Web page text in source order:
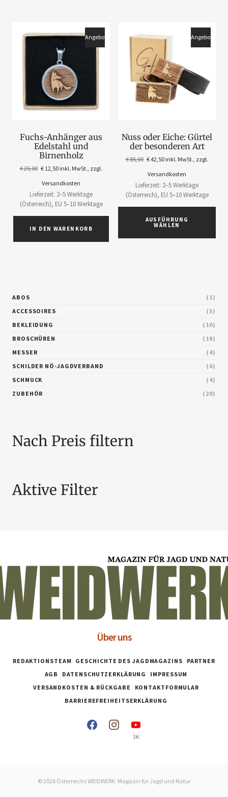
Angebot!
Fuchs-Anhänger aus
Edelstahl und
Birnenholz
€25,00 € 12,50 inkl. MwSt., zzgl.
Versandkosten
Lieferzeit: 2–5 Werktage
(Österreich), EU 5–10 Werktage
IN DEN WARENKORB
Angebot!
Nuss oder Eiche: Gürtel
der besonderen Art
€85,00 €42,50 inkl. MwSt., zzgl.
Versandkosten
Lieferzeit: 2–5 Werktage
(Österreich), EU 5–10 Werktage
AUSFÜHRUNG
WÄHLEN
ABOS
1
ACCESSOIRES
5
BEKLEIDUNG
10
BROSCHÜREN
18
MESSER
4
SCHILDER NÖ-JAGDVERBAND
6
SCHMUCK
4
ZUBEHÖR
20
Nach Preis filtern
Aktive Filter
Über uns
REDAKTIONSTEAM GESCHICHTE DES JAGDMAGAZINS
PARTNER
AGB
DATENSCHUTZERKLÄRUNG
IMPRESSUM
VERSANDKOSTEN & RÜCKGABE
KONTAKTFORMULAR
BARRIEREFREIHEITSERKLÄRUNG
3K
© 2026 Österreichs WEIDWERK: Magazin für Jagd und Natur